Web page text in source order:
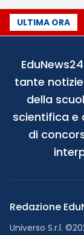
ULTIMA ORA
Riforma del
tante
della
scientifica e
di
Redazione
Universo S.r.l.